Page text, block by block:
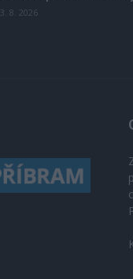
3. 8. 2026